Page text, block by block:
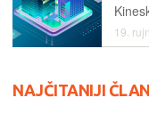
19.
NAJČITANIJI